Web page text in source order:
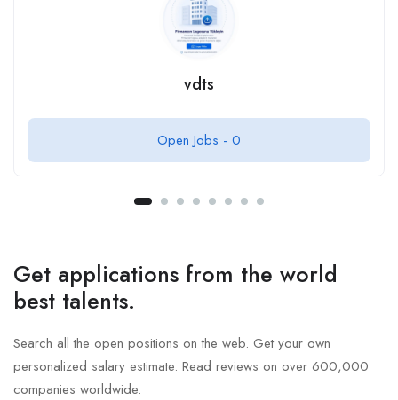
vdts
Open Jobs - 0
Get applications from the world
best talents.
Search all the open positions on the web. Get your own
personalized salary estimate. Read reviews on over 600,000
companies worldwide.